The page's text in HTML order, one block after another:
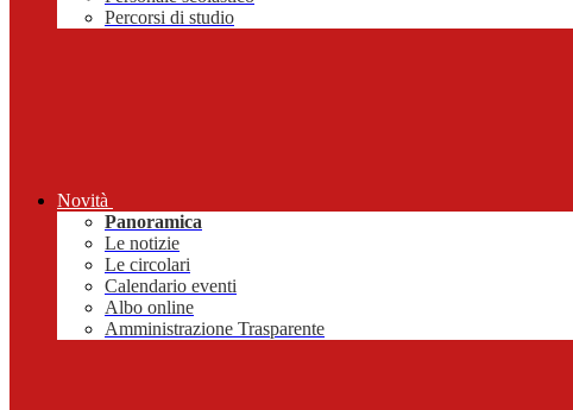
Percorsi di studio
Novità
Panoramica
Le notizie
Le circolari
Calendario eventi
Albo online
Amministrazione Trasparente